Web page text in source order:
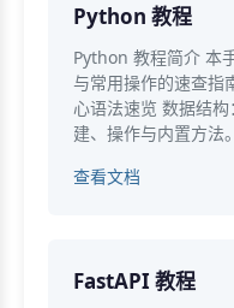
Python 教程
Python 教程简介 本
与常用操作的速查指
心语法速览 数据结
建、操作与内置方法。
查看文档
FastAPI 教程